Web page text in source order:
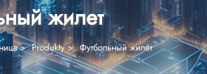
жилет
>Produkty>Футбольный жилет